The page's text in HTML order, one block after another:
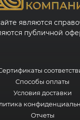
являются
публичной
Способы оплаты
Условия доставки
Отчеты